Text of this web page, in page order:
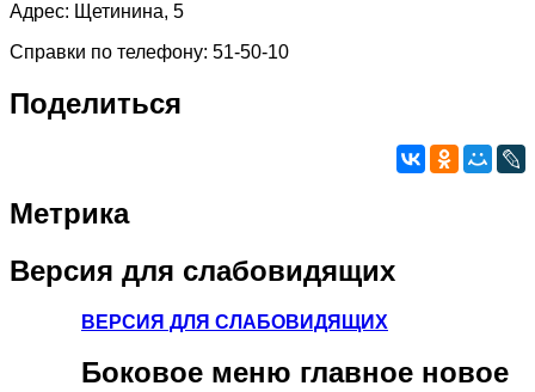
Адрес: Щетинина, 5
Справки по телефону: 51-50-10
Поделиться
Метрика
Версия для слабовидящих
ВЕРСИЯ ДЛЯ СЛАБОВИДЯЩИХ
Боковое меню главное новое